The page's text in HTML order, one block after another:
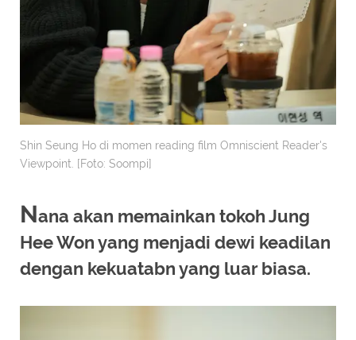
Shin Seung Ho di momen reading film Omniscient Reader's
Viewpoint. [Foto: Soompi]
Nana akan memainkan tokoh Jung
Hee Won yang menjadi dewi keadilan
dengan kekuatabn yang luar biasa.